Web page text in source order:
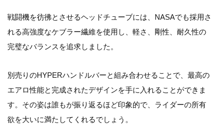
戦闘機を彷彿とさせるヘッドチューブには、NASAでも採用さ
れる高強度なケブラー繊維を使用し、軽さ、剛性、耐久性の
完璧なバランスを追求しました。
別売りのHYPERハンドルバーと組み合わせることで、最高の
エアロ性能と完成されたデザインを手に入れることができま
す。その姿は誰もが振り返るほど印象的で、ライダーの所有
欲を大いに満たしてくれるでしょう。